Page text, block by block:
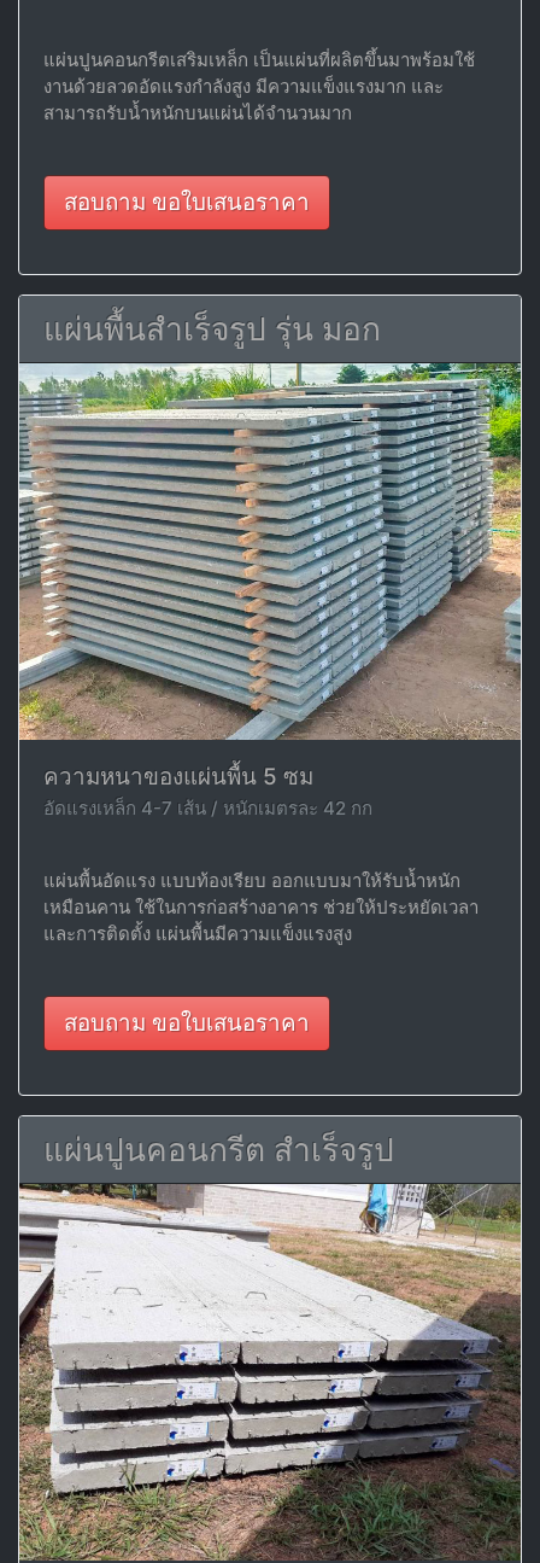
แผ่นปูนคอนกรีตเสริมเหล็ก เป็นแผ่นที่ผลิตขึ้นมาพร้อมใช้
งานด้วยลวดอัดแรงกำลังสูง มีความแข็งแรงมาก และ
สามารถรับน้ำหนักบนแผ่นได้จำนวนมาก
สอบถาม ขอใบเสนอราคา
แผ่นพื้นสำเร็จรูป รุ่น มอก
ความหนาของแผ่นพื้น 5 ซม
อัดแรงเหล็ก 4-7 เส้น / หนักเมตรละ 42 กก
แผ่นพื้นอัดแรง แบบท้องเรียบ ออกแบบมาให้รับน้ำหนัก
เหมือนคาน ใช้ในการก่อสร้างอาคาร ช่วยให้ประหยัดเวลา
และการติดตั้ง แผ่นพื้นมีความแข็งแรงสูง
สอบถาม ขอใบเสนอราคา
แผ่นปูนคอนกรีต สำเร็จรูป